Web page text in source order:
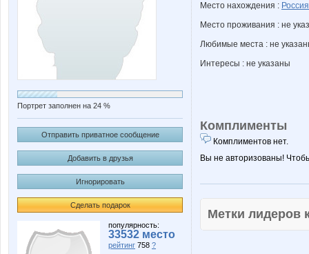
Портрет заполнен на 24 %
Отправить приватное сообщение
Добавить в друзья
Игнорировать
Сделать подарок
популярность:
33532 место
рейтинг 758 ?
Место нахождения : Россия
Место проживания : не
Любимые места : не
Интересы : не указаны
Комплименты
Комплиментов нет.
Вы не авторизованы!
Метки